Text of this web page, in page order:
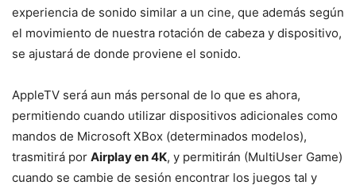
experiencia de sonido similar a un cine, que además según
el movimiento de nuestra rotación de cabeza y dispositivo,
se ajustará de donde proviene el sonido.
AppleTV será aun más personal de lo que es ahora,
permitiendo cuando utilizar dispositivos adicionales como
mandos de Microsoft XBox (determinados modelos),
trasmitirá por Airplay en 4K, y permitirán (MultiUser Game)
cuando se cambie de sesión encontrar los juegos tal y